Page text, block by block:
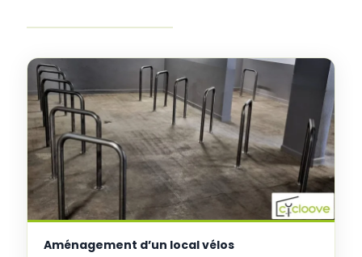
Aménagement d’un local vélos